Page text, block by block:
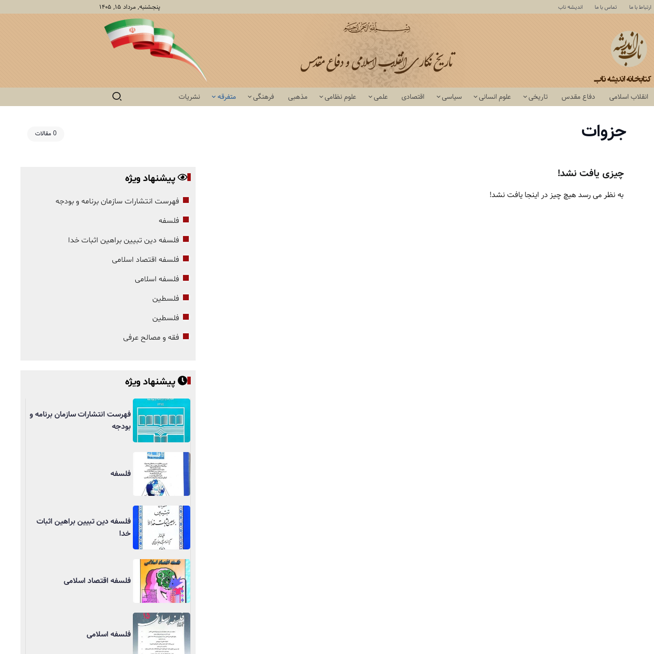
ارتباط با ما تماس با ما اندیشه ناب پنجشنبه, مرداد ۱۵, ۱۴۰۵
انقلاب اسلامی دفاع مقدس تاریخی علوم انسانی سیاسی اقتصادی علمی علوم نظامی مذهبی فرهنگی متفرقه نشریات
جزوات 0 مقالات
چیزی یافت نشد!
به نظر می رسد هیچ چیز در اینجا یافت نشد!
پیشنهاد ویژه
فهرست انتشارات سازمان برنامه و بودجه
فلسفه
فلسفه دین تبیین براهین اثبات خدا
فلسفه اقتصاد اسلامی
فلسفه اسلامی
فلسطین
فلسطین
فقه و مصالح عرفی
پیشنهاد ویژه
فهرست انتشارات سازمان برنامه و
بودجه
فلسفه
فلسفه دین تبیین براهین اثبات
خدا
فلسفه اقتصاد اسلامی
فلسفه اسلامی